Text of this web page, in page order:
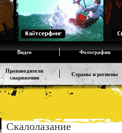
Видео Фотографии
Производители
снаряжения
Страны и регионы
Скалолазание